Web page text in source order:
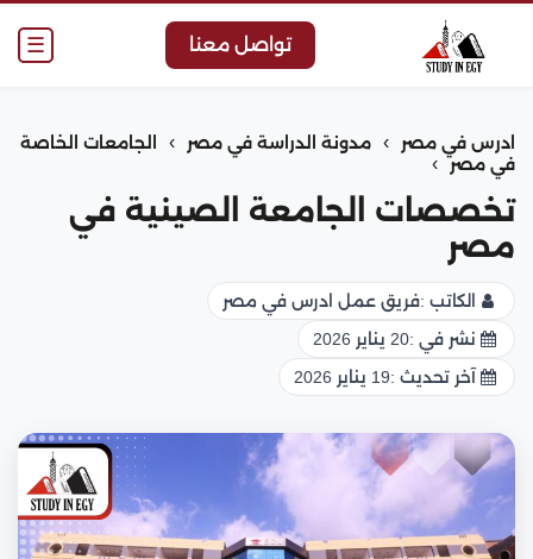
☰ تواصل معنا
ادرس في مصر › مدونة الدراسة في مصر ›
الجامعات الخاصة
في مصر
›
تخصصات الجامعة الصينية في
مصر
الكاتب :فريق عمل ادرس في مصر
نشر في :20 يناير 2026
آخر تحديث :19 يناير 2026